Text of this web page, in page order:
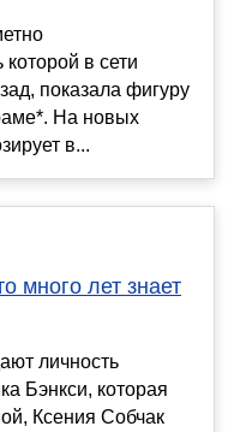
в сети
показала фигуру
На новых
в...
много лет знает
личность
Бэнкси, которая
Ксения Собчак